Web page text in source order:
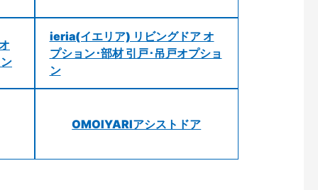
ieria(イエリア) リビングドア オ
プション･部材 引戸･吊戸オプショ
ン
OMOIYARIアシストドア